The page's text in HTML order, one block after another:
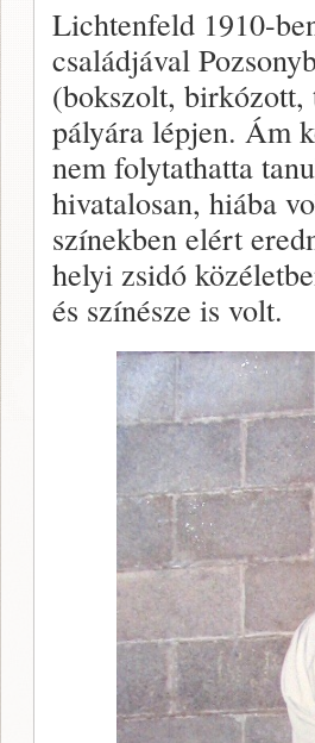
Lichtenfeld 1910-
családjával
(bokszolt,
pályára lépjen. Ám
nem folytathatta
hivatalosan, hiába
színekben elért
helyi zsidó
és színésze is volt.